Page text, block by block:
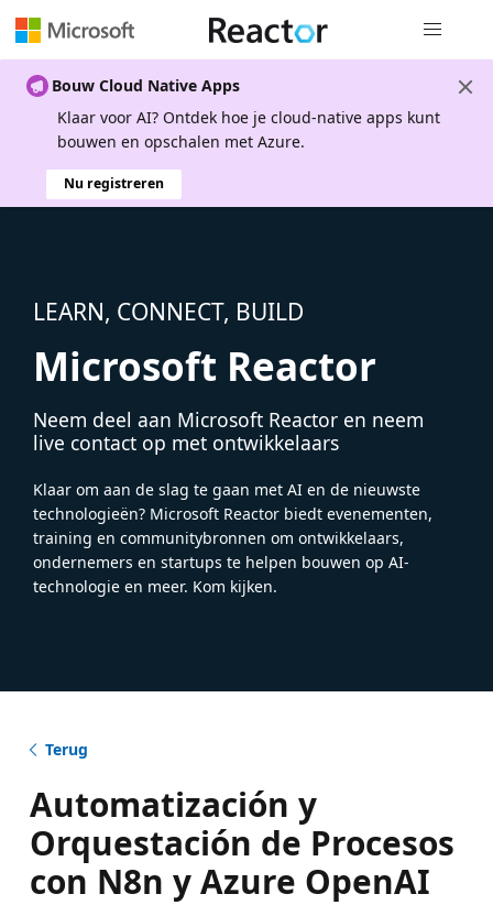
Bouw Cloud Native Apps
Klaar voor AI? Ontdek hoe je cloud-native apps kunt
bouwen en opschalen met Azure.
Nu registreren
LEARN, CONNECT, BUILD
Microsoft Reactor
Neem deel aan Microsoft Reactor en neem
live contact op met ontwikkelaars
Klaar om aan de slag te gaan met AI en de nieuwste
technologieën? Microsoft Reactor biedt evenementen,
training en communitybronnen om ontwikkelaars,
ondernemers en startups te helpen bouwen op AI-
technologie en meer. Kom kijken.
Terug
Automatización y
Orquestación de Procesos
con N8n y Azure OpenAI